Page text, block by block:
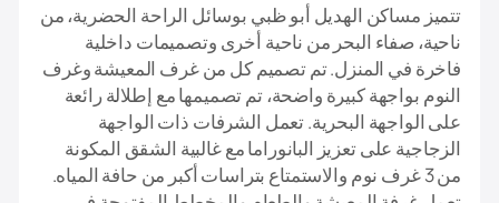
تتميز مساكن الهديل أبو ظبي بوسائل الراحة الحضرية، من
ناحية، صفاء البحر من ناحية أخرى وتصميمات داخلية
فاخرة في المنزل. تم تصميم كل من غرف المعيشة وغرف
النوم بواجهة كبيرة واضحة، تم تصميمها مع إطلالة رائعة
على الواجهة البحرية. تعمل الشرفات ذات الواجهة
الزجاجية على تعزيز البانوراما مع غالبية الشقق المكونة
من 3 غرف نوم والاستمتاع بتراسات أكبر من حافة المياه.